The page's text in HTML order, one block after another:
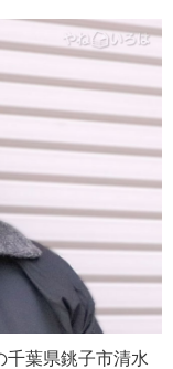
千葉県銚子市清水